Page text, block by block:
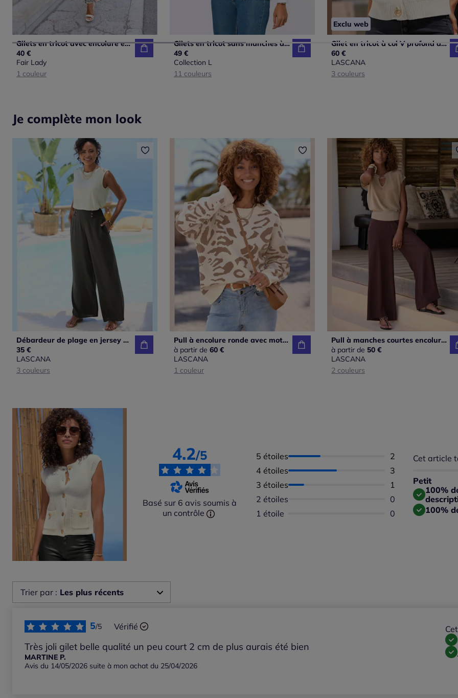
Gilets en tricot avec encolure en V et boutons argentés
40 €
Fair Lady
1 couleur
Gilets en tricot sans manches à encolure ronde
49 €
Collection L
11 couleurs
Exclu web
Gilet en tricot à col V profond avec boutons dorés et bords-côtes
60 €
LASCANA
3 couleurs
Je complète mon look
Débardeur de plage en jersey à encolure ronde avec petits boutons décoratifs et larges bretelles
35 €
LASCANA
3 couleurs
Pull à encolure ronde avec motif animalier et manches longues
à partir de 60 €
LASCANA
1 couleur
Pull à manches courtes encolure calice avec chaînettes et bords-côtes doux
à partir de 50 €
LASCANA
2 couleurs
4.2/5
Basé sur 6 avis soumis à
un contrôle
5 étoiles Nombre d'avis :
2
4 étoiles
Nombre d'avis :
3
3 étoiles
Nombre d'avis :
1
2 étoiles
Aucun avis
0
1 étoile
Aucun avis
0
Cet article
Petit
Répartition
Taille
100%
100%
Trier par : Les plus récents
Les plus anciens
5/5 Vérifié
Très joli gilet belle qualité un peu court 2 cm de plus aurais été bien
MARTINE P.
Avis du 14/05/2026 suite à mon achat du 25/04/2026